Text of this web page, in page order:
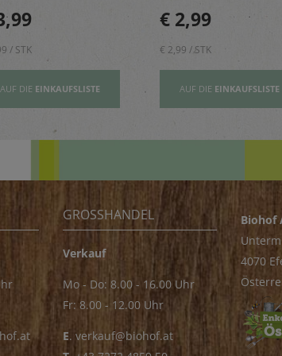
in köstliche Kuchen
/ STK
AUF DIE EINKAUFSLISTE
und Pastagerichte ab.
€ 2,99
€ 2,99 / STK
AUF DIE EINKAUFSLISTE
GROSSHANDEL
Verkauf
Mo - Do: 8.00 - 16.00 Uhr
Fr: 8.00 - 12.00 Uhr
E. verkauf@biohof.at
Biohof
4070